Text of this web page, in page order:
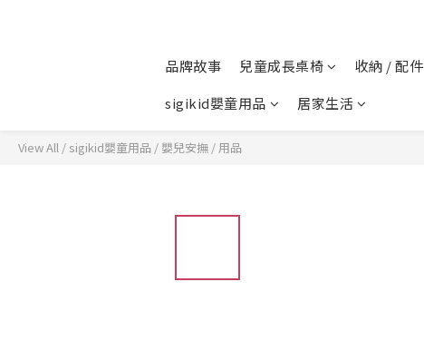
品牌故事 兒童成長桌椅 收納 / 配件
sigikid嬰童用品
居家生活
View All / sigikid嬰童用品 / 嬰兒安撫 / 用品